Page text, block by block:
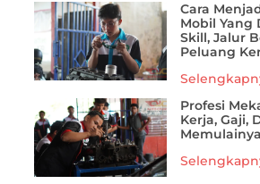
Cara
Mobil Yang
Skill, Jalur
Peluang
Profesi
Kerja, Gaji,